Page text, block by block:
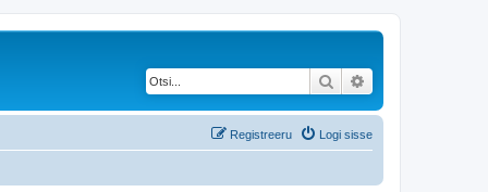
Otsi
Logi sisse
Registreeru